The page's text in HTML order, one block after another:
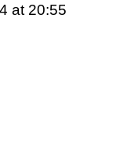
at 20:55